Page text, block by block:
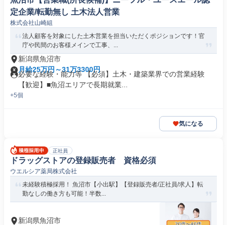
定企業/転勤無し 土木法人営業
株式会社山崎組
法人顧客を対象にした土木営業を担当いただくポジションです！官
庁や民間のお客様メインで工事、...
新潟県魚沼市
月給25万円～31万3300円
必要な経験・能力等 【必須】土木・建築業界での営業経験
【歓迎】■魚沼エリアで長期就業...
+5個
気になる
正社員
ドラッグストアの登録販売者 資格必須
ウエルシア薬局株式会社
未経験積極採用！ 魚沼市【小出駅】【登録販売者/正社員/求人】転
勤なしの働き方も可能！半数...
新潟県魚沼市